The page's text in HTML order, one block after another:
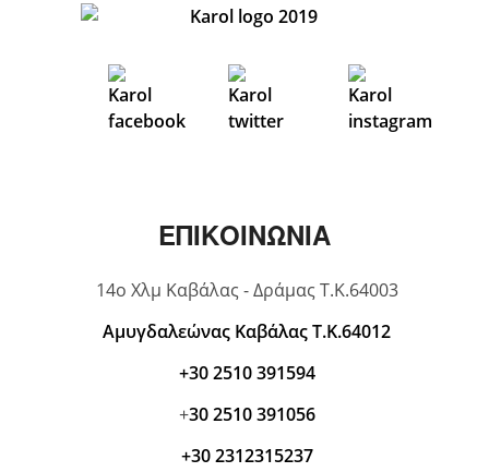
ΕΠΙΚΟΙΝΩΝΙΑ
14ο Χλμ Καβάλας - Δράμας Τ.Κ.64003
Αμυγδαλεώνας Καβάλας Τ.Κ.64012
+30 2510 391594
+30 2510 391056
+30 2312315237